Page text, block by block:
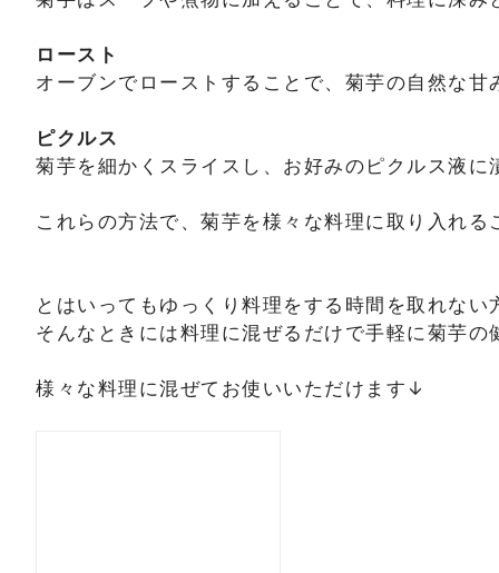
ロースト
オーブンでローストすることで、菊芋の自然な
ピクルス
菊芋を細かくスライスし、お好みのピクルス液
これらの方法で、菊芋を様々な料理に取り入れ
とはいってもゆっくり料理をする時間を取れな
そんなときには料理に混ぜるだけで手軽に菊芋
様々な料理に混ぜてお使いいただけます↓